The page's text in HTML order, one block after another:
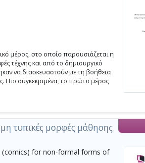
μέρος, στο οποίο παρουσιάζεται η
τέχνης και από το δημιουργικό
να διασκευαστούν με τη βοήθεια
Πιο συγκεκριμένα, το πρώτο μέρος
τυπικές μορφές μάθησης
for non-formal forms of